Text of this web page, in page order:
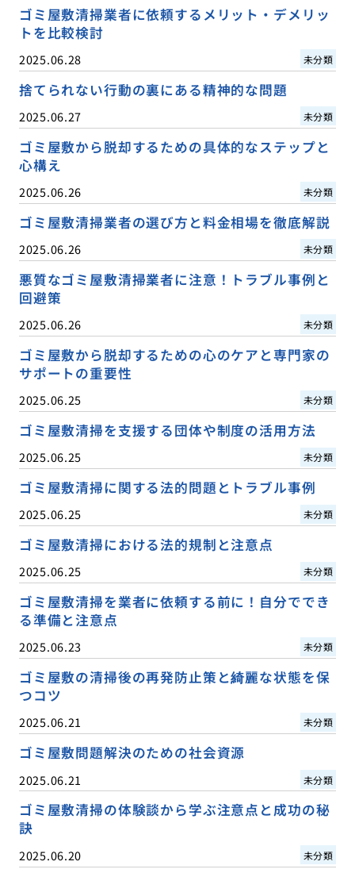
ゴミ屋敷清掃業者に依頼するメリット・デメリッ
トを比較検討
2025.06.28 未分類
捨てられない行動の裏にある精神的な問題
2025.06.27 未分類
ゴミ屋敷から脱却するための具体的なステップと
心構え
2025.06.26 未分類
ゴミ屋敷清掃業者の選び方と料金相場を徹底解説
2025.06.26 未分類
悪質なゴミ屋敷清掃業者に注意！トラブル事例と
回避策
2025.06.26 未分類
ゴミ屋敷から脱却するための心のケアと専門家の
サポートの重要性
2025.06.25 未分類
ゴミ屋敷清掃を支援する団体や制度の活用方法
2025.06.25 未分類
ゴミ屋敷清掃に関する法的問題とトラブル事例
2025.06.25 未分類
ゴミ屋敷清掃における法的規制と注意点
2025.06.25 未分類
ゴミ屋敷清掃を業者に依頼する前に！自分ででき
る準備と注意点
2025.06.23 未分類
ゴミ屋敷の清掃後の再発防止策と綺麗な状態を保
つコツ
2025.06.21 未分類
ゴミ屋敷問題解決のための社会資源
2025.06.21 未分類
ゴミ屋敷清掃の体験談から学ぶ注意点と成功の秘
訣
2025.06.20 未分類